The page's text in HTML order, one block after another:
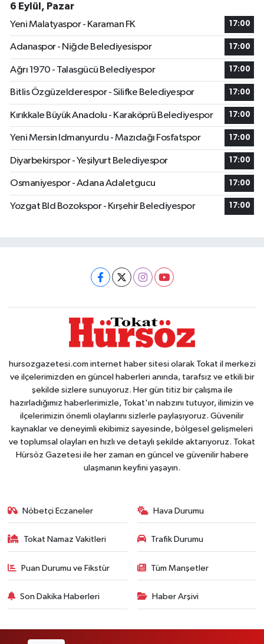
6 Eylül, Pazar
Yeni Malatyaspor - Karaman FK
17:00
Adanaspor - Niğde Belediyesispor 17:00
Ağrı 1970 - Talasgücü Belediyespor 17:00
Bitlis Özgüzelderespor - Silifke Belediyespor 17:00
Kırıkkale Büyük Anadolu - Karaköprü Belediyespor 17:00
Yeni Mersin Idmanyurdu - Mazıdağı Fosfatspor 17:00
Diyarbekirspor - Yeşilyurt Belediyespor 17:00
Osmaniyespor - Adana Adaletgucu 17:00
Yozgat Bld Bozokspor - Kırşehir Belediyespor 17:00
hursozgazetesi.com internet haber sitesi olarak Tokat il merkezi
ve ilçelerimizden en güncel haberleri anında, tarafsız ve etkili bir
şekilde sizlere sunuyoruz. Her gün titiz bir çalışma ile
hazırladığımız haberlerimizle, Tokat'ın nabzını tutuyor, ilimizin ve
ilçelerimizin önemli olaylarını sizlerle paylaşıyoruz. Güvenilir
kaynaklar ve deneyimli ekibimiz sayesinde, bölgesel gelişmeleri
ve toplumsal olayları en hızlı ve detaylı şekilde aktarıyoruz. Tokat
Hürsöz Gazetesi ile her zaman en güncel ve güvenilir habere
ulaşmanın keyfini yaşayın.
Nöbetçi Eczaneler Hava Durumu
Tokat Namaz Vakitleri Trafik Durumu
Puan Durumu ve Fikstür Tüm Manşetler
Son Dakika Haberleri Haber Arşivi